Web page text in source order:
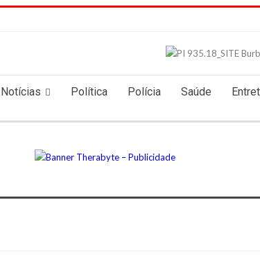
Notícias Política Polícia Saúde